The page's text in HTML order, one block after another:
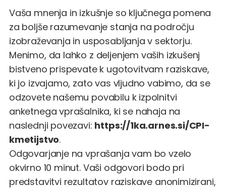
Vaša mnenja in izkušnje so ključnega pomena
za boljše razumevanje stanja na področju
izobraževanja in usposabljanja v sektorju.
Menimo, da lahko z deljenjem vaših izkušenj
bistveno prispevate k ugotovitvam raziskave,
ki jo izvajamo, zato vas vljudno vabimo, da se
odzovete našemu povabilu k izpolnitvi
anketnega vprašalnika, ki se nahaja na
naslednji povezavi: https://1ka.arnes.si/CPI-
kmetijstvo.
Odgovarjanje na vprašanja vam bo vzelo
okvirno 10 minut. Vaši odgovori bodo pri
predstavitvi rezultatov raziskave anonimizirani,